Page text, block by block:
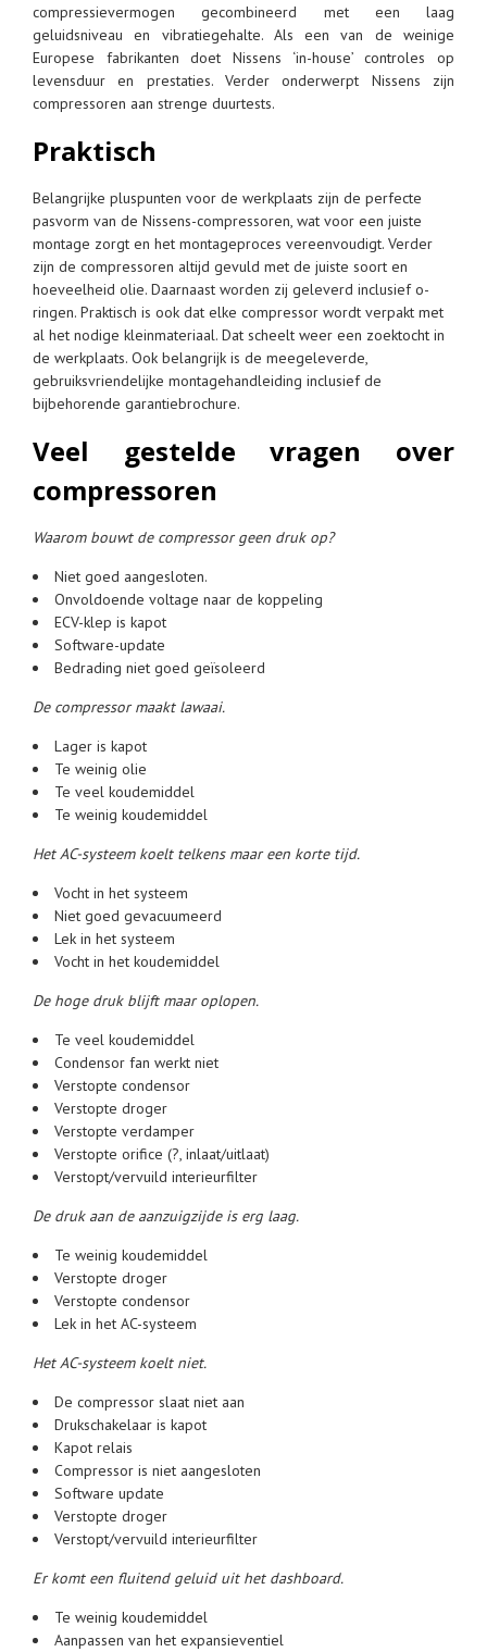
compressievermogen gecombineerd met een laag
geluidsniveau en vibratiegehalte. Als een van de weinige
Europese fabrikanten doet Nissens ‘in-house’ controles op
levensduur en prestaties. Verder onderwerpt Nissens zijn
compressoren aan strenge duurtests.
Praktisch
Belangrijke pluspunten voor de werkplaats zijn de perfecte
pasvorm van de Nissens-compressoren, wat voor een juiste
montage zorgt en het montageproces vereenvoudigt. Verder
zijn de compressoren altijd gevuld met de juiste soort en
hoeveelheid olie. Daarnaast worden zij geleverd inclusief o-
ringen. Praktisch is ook dat elke compressor wordt verpakt met
al het nodige kleinmateriaal. Dat scheelt weer een zoektocht in
de werkplaats. Ook belangrijk is de meegeleverde,
gebruiksvriendelijke montagehandleiding inclusief de
bijbehorende garantiebrochure.
Veel gestelde vragen over
compressoren
Waarom bouwt de compressor geen druk op?
Niet goed aangesloten.
Onvoldoende voltage naar de koppeling
ECV-klep is kapot
Software-update
Bedrading niet goed geïsoleerd
De compressor maakt lawaai.
Lager is kapot
Te weinig olie
Te veel koudemiddel
Te weinig koudemiddel
Het AC-systeem koelt telkens maar een korte tijd.
Vocht in het systeem
Niet goed gevacuumeerd
Lek in het systeem
Vocht in het koudemiddel
De hoge druk blijft maar oplopen.
Te veel koudemiddel
Condensor fan werkt niet
Verstopte condensor
Verstopte droger
Verstopte verdamper
Verstopte orifice (?, inlaat/uitlaat)
Verstopt/vervuild interieurfilter
De druk aan de aanzuigzijde is erg laag.
Te weinig koudemiddel
Verstopte droger
Verstopte condensor
Lek in het AC-systeem
Het AC-systeem koelt niet.
De compressor slaat niet aan
Drukschakelaar is kapot
Kapot relais
Compressor is niet aangesloten
Software update
Verstopte droger
Verstopt/vervuild interieurfilter
Er komt een fluitend geluid uit het dashboard.
Te weinig koudemiddel
Aanpassen van het expansieventiel